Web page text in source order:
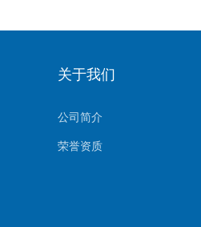
关于我们
公司简介
荣誉资质